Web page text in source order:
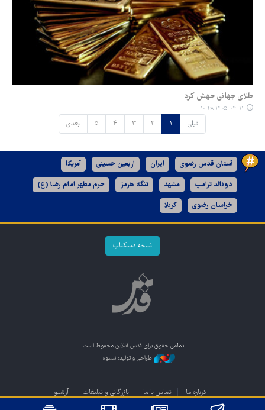
طلای جهانی جهش کرد
۱۴۰۵-۰۴-۱۱ ۱۰:۴۸
قبلی ۱ ۲ ۳ ۴ ۵ بعدی
آستان قدس رضوی ایران اربعین حسینی آمریکا
دونالد ترامپ مشهد تنگه هرمز حرم مطهر امام رضا (ع)
خراسان رضوی کربلا
نسخه دسکتاپ
تمامی حقوق برای قدس آنلاین محفوظ است.
طراحی و تولید: نستوه
درباره ما تماس با ما بازرگانی و تبلیغات آرشیو